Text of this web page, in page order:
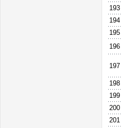
193
194
195
196
197
198
199
200
201